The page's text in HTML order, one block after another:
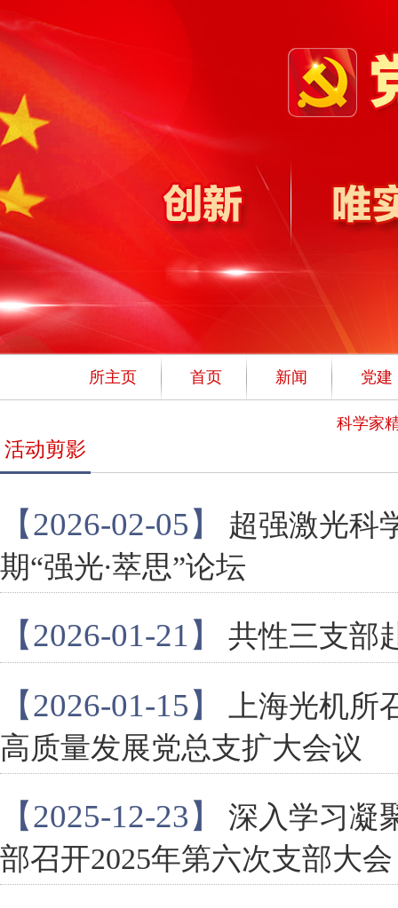
所主页 首页 新闻 党建
科学家
活动剪影
【2026-02-05】
超强激光科
期“强光∙萃思”论坛
【2026-01-21】 共性三支部
【2026-01-15】
上海光机
高质量发展党总支扩大会议
【2025-12-23】
深入学习凝
部召开2025年第六次支部大会